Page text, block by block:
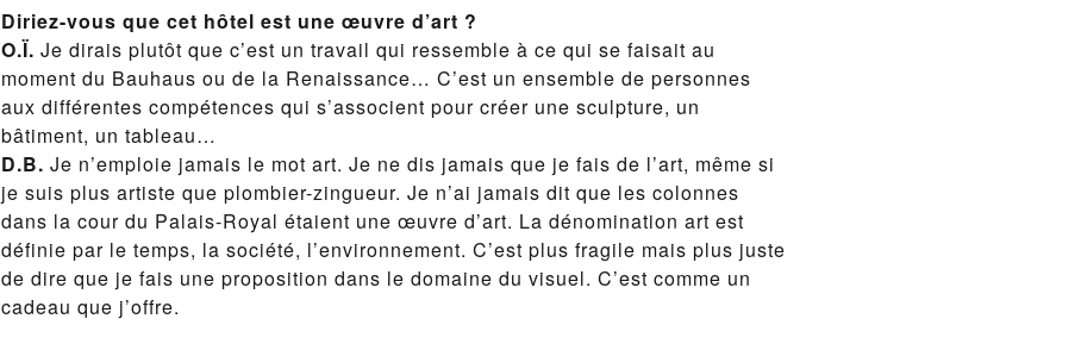
Diriez-vous que cet hôtel est une œuvre d’art ?
O.Ï. Je dirais plutôt que c’est un travail qui ressemble à ce qui se faisait au
moment du Bauhaus ou de la Renaissance… C’est un ensemble de personnes
aux différentes compétences qui s’associent pour créer une sculpture, un
bâtiment, un tableau…
D.B. Je n’emploie jamais le mot art. Je ne dis jamais que je fais de l’art, même si
je suis plus artiste que plombier-zingueur. Je n’ai jamais dit que les colonnes
dans la cour du Palais-Royal étaient une œuvre d’art. La dénomination art est
définie par le temps, la société, l’environnement. C’est plus fragile mais plus juste
de dire que je fais une proposition dans le domaine du visuel. C’est comme un
cadeau que j’offre.